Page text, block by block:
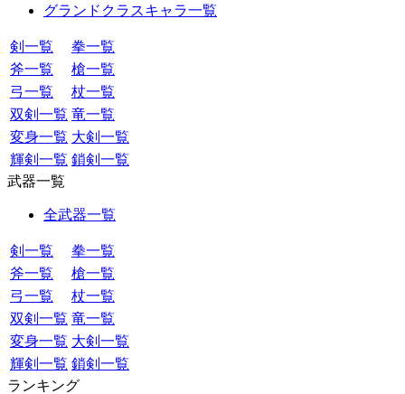
グランドクラスキャラ一覧
剣一覧
拳一覧
斧一覧
槍一覧
弓一覧
杖一覧
双剣一覧 竜一覧
変身一覧 大剣一覧
輝剣一覧 鎖剣一覧
武器一覧
全武器一覧
剣一覧
拳一覧
斧一覧
槍一覧
弓一覧
杖一覧
双剣一覧 竜一覧
変身一覧 大剣一覧
輝剣一覧 鎖剣一覧
ランキング